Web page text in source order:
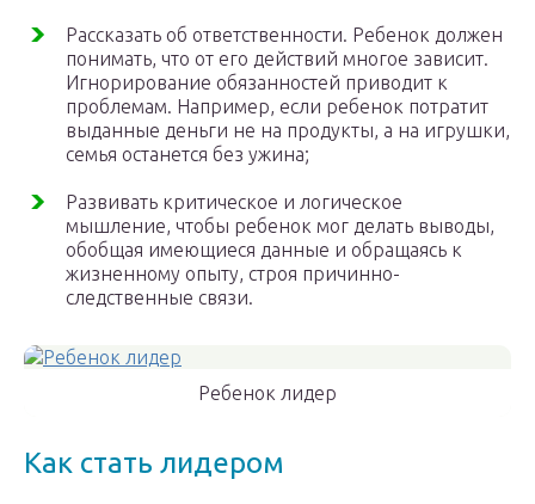
Рассказать об ответственности. Ребенок должен
понимать, что от его действий многое зависит.
Игнорирование обязанностей приводит к
проблемам. Например, если ребенок потратит
выданные деньги не на продукты, а на игрушки,
семья останется без ужина;
Развивать критическое и логическое
мышление, чтобы ребенок мог делать выводы,
обобщая имеющиеся данные и обращаясь к
жизненному опыту, строя причинно-
следственные связи.
Ребенок лидер
Как стать лидером